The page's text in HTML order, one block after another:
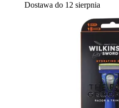
Dostawa do 12 sierpnia